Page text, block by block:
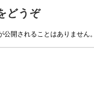
どうぞ
公開されることはありません。